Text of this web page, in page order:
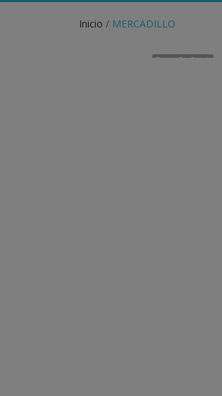
Inicio MERCADILLO
Fuera De Stock